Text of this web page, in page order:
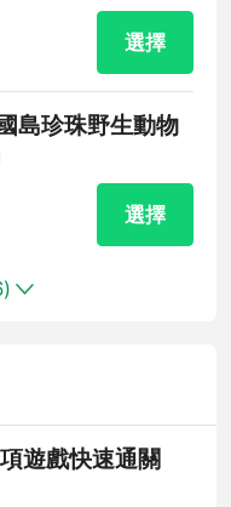
選擇
島珍珠野生動物
選擇
)
遊戲快速通關